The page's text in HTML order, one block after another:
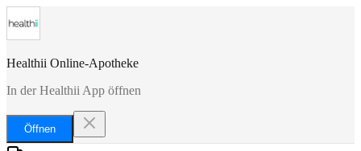
Healthii Online-Apotheke
In der Healthii App öffnen
Öffnen